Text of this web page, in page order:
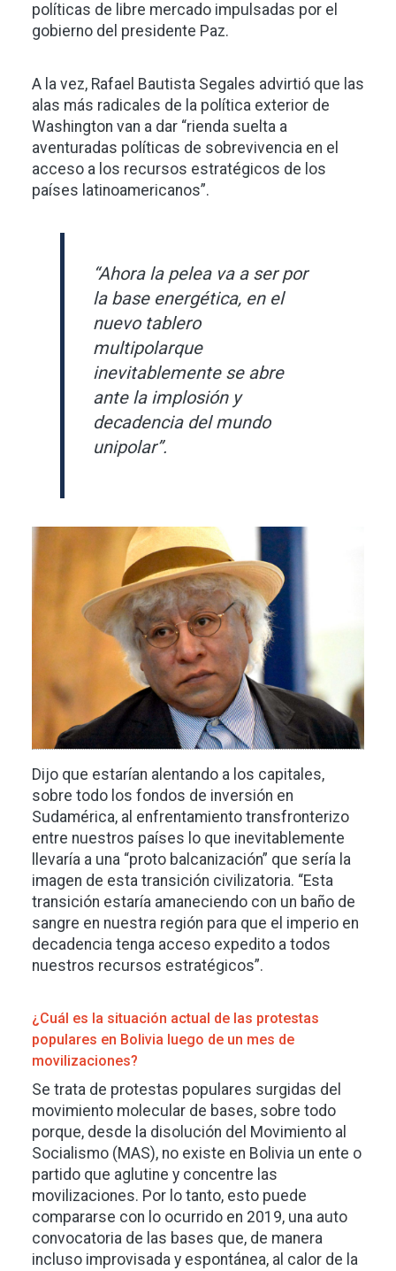
políticas de libre mercado impulsadas por el
gobierno del presidente Paz.
A la vez, Rafael Bautista Segales advirtió que las
alas más radicales de la política exterior de
Washington van a dar “rienda suelta a
aventuradas políticas de sobrevivencia en el
acceso a los recursos estratégicos de los
países latinoamericanos”.
“Ahora la pelea va a ser por
la base energética, en el
nuevo tablero
multipolarque
inevitablemente se abre
ante la implosión y
decadencia del mundo
unipolar”.
Imagen
Dijo que estarían alentando a los capitales,
sobre todo los fondos de inversión en
Sudamérica, al enfrentamiento transfronterizo
entre nuestros países lo que inevitablemente
llevaría a una “proto balcanización” que sería la
imagen de esta transición civilizatoria. “Esta
transición estaría amaneciendo con un baño de
sangre en nuestra región para que el imperio en
decadencia tenga acceso expedito a todos
nuestros recursos estratégicos”.
¿Cuál es la situación actual de las protestas
populares en Bolivia luego de un mes de
movilizaciones?
Se trata de protestas populares surgidas del
movimiento molecular de bases, sobre todo
porque, desde la disolución del Movimiento al
Socialismo (MAS), no existe en Bolivia un ente o
partido que aglutine y concentre las
movilizaciones. Por lo tanto, esto puede
compararse con lo ocurrido en 2019, una auto
convocatoria de las bases que, de manera
incluso improvisada y espontánea, al calor de la